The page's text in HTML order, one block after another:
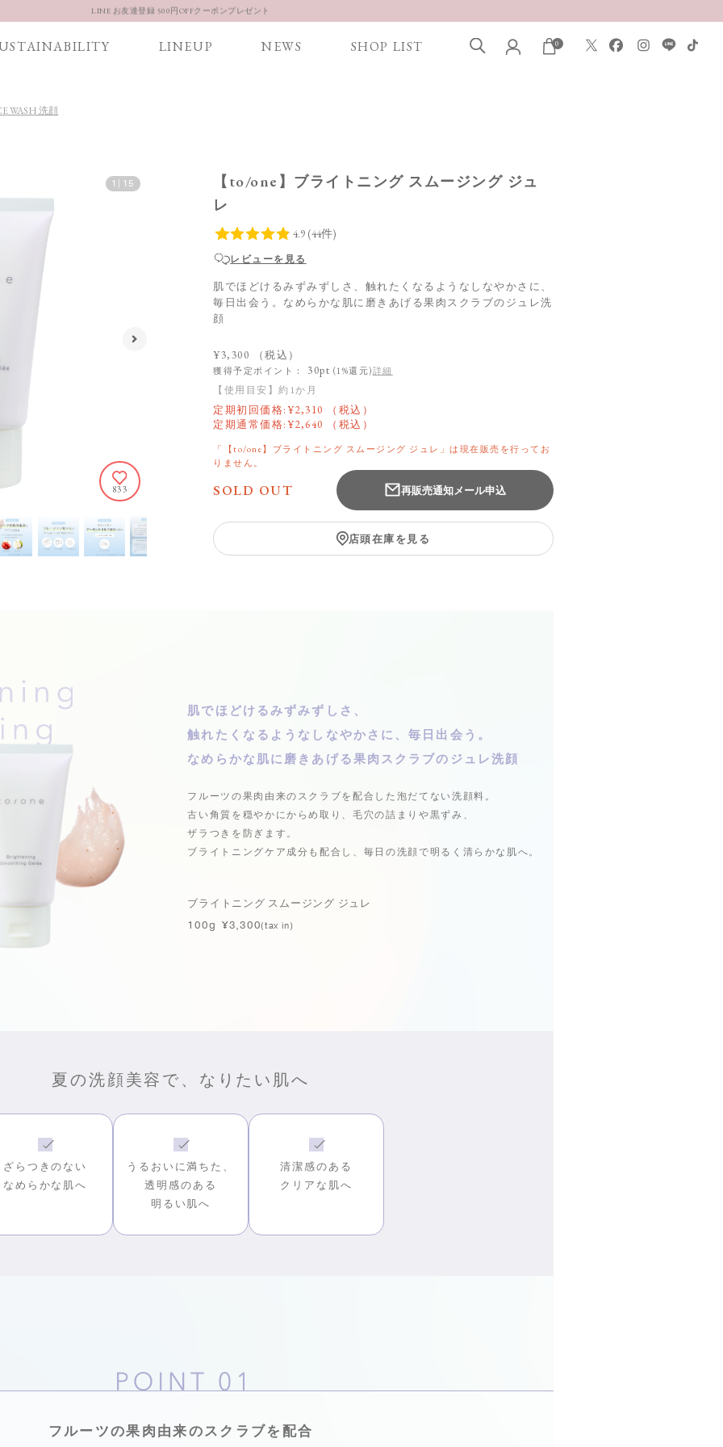
LINE お友達登録 500円OFFクーポンプレゼント
お得な定期購入コースはこちら
LINEUP NEWS SHOP LIST 0
WASH 洗顔
1 15
833
【to/one】ブライトニング スムージング ジュ
レ
レビューを見る
肌でほどけるみずみずしさ、触れたくなるようなしなやかさに、
毎日出会う。なめらかな肌に磨きあげる果肉スクラブのジュレ洗
顔
¥3,300 （税込）
獲得予定ポイント： 30pt (1%還元)詳細
【使用目安】約1か月
定期初回価格:¥2,310
（税込）
定期通常価格:¥2,640 （税込）
「【to/one】ブライトニング スムージング ジュレ」は現在販売を行ってお
りません。
SOLD OUT 再販売通知メール申込
店頭在庫を見る
肌でほどけるみずみずしさ、
触れたくなるようなしなやかさに、毎日出会う。
なめらかな肌に磨きあげる果肉スクラブのジュレ洗顔
フルーツの果肉由来のスクラブを配合した泡だてない洗顔料。
古い角質を穏やかにからめ取り、毛穴の詰まりや黒ずみ、
ザラつきを防ぎます。
ブライトニングケア成分も配合し、毎日の洗顔で明るく清らかな肌へ。
ブライトニング スムージング ジュレ
100g ¥3,300(tax in)
夏の洗顔美容で、なりたい肌へ
ざらつきのない
なめらかな肌へ
うるおいに満ちた、
透明感のある
明るい肌へ
清潔感のある
クリアな肌へ
フルーツの果肉由来のスクラブを配合